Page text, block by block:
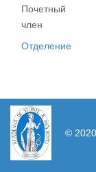
Почетный
член
Отделение
©
https://